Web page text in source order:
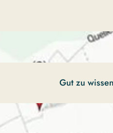
Gut zu wissen